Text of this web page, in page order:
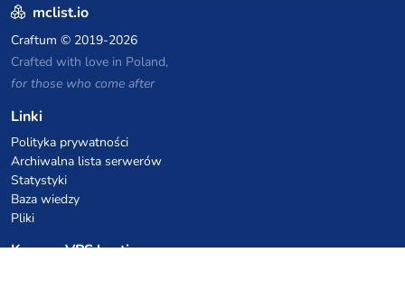
mclist.io
Craftum © 2019-2026
Crafted with love in Poland,
for those who come after
Linki
Polityka prywatności
Archiwalna lista serwerów
Statystyki
Baza wiedzy
Pliki
Kupony VPS hostingowe